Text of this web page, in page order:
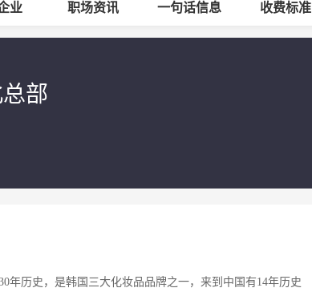
业 职场资讯 一句话信息 收费标准
部
年历史，是韩国三大化妆品品牌之一，来到中国有14年历史